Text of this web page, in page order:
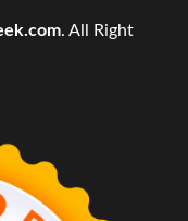
. All Right